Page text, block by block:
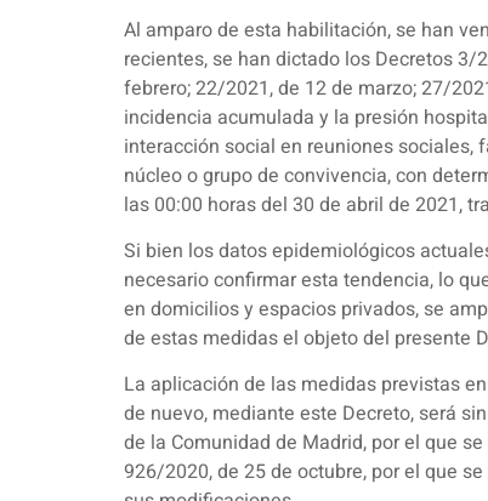
Al amparo de esta habilitación, se han
recientes, se han dictado los Decretos 3/
febrero; 22/2021, de 12 de marzo; 27/
incidencia acumulada y la presión
interacción social en reuniones
núcleo o grupo de convivencia, con
las 00:00 horas del 30 de abril de 2021,
Si bien los datos epidemiológicos
necesario confirmar esta tendencia, lo
en domicilios y espacios privados, se
de estas medidas el objeto del presente
La aplicación de las medidas previstas
de nuevo, mediante este Decreto, será
de la Comunidad de Madrid, por el que
926/2020, de 25 de octubre, por el que